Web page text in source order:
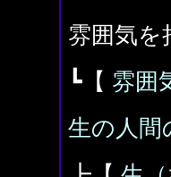
雰囲気を
┗【 雰囲
生の人間